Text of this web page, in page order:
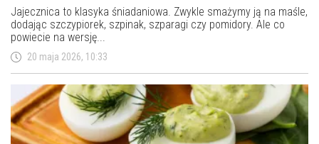
Jajecznica to klasyka śniadaniowa. Zwykle smażymy ją na maśle,
dodając szczypiorek, szpinak, szparagi czy pomidory. Ale co
powiecie na wersję...
20 maja 2026, 10:33